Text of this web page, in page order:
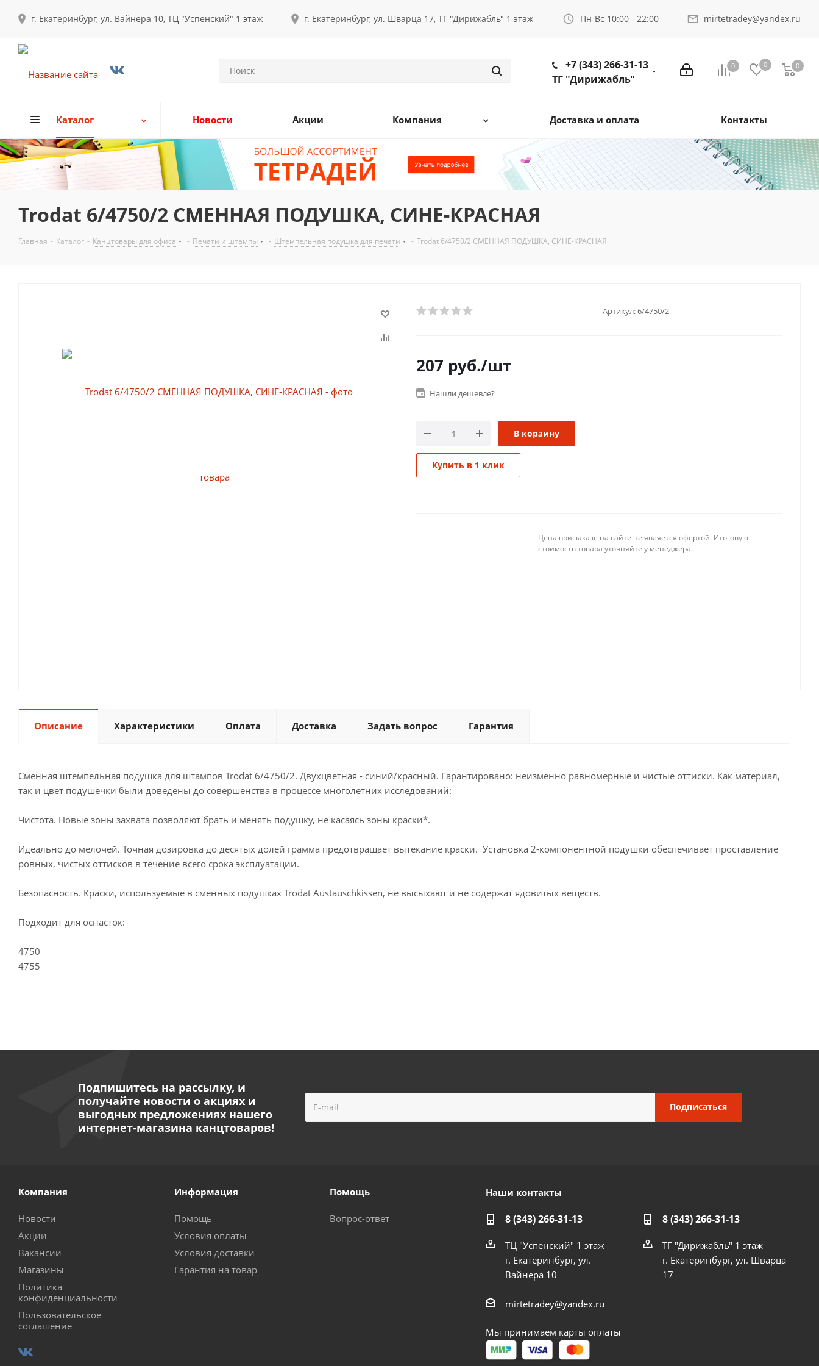
г. Екатеринбург, ул. Вайнера 10, ТЦ "Успенский" 1 этаж г. Екатеринбург, ул. Шварца 17, ТГ "Дирижабль" 1 этаж Пн-Вс 10:00 - 22:00 mirtetradey@yandex.ru
0 0 0
+7 (343) 266-31-13
ТГ "Дирижабль"
Каталог Новости Акции Компания Доставка и оплата Контакты
Trodat 6/4750/2 СМЕННАЯ ПОДУШКА, СИНЕ-КРАСНАЯ
Главная - Каталог - Канцтовары для офиса - Печати и штампы - Штемпельная подушка для печати - Trodat 6/4750/2 СМЕННАЯ ПОДУШКА, СИНЕ-КРАСНАЯ
Артикул:6/4750/2
207 руб./шт
Нашли дешевле?
В корзину
Купить в 1 клик
Цена при заказе на сайте не является офертой. Итоговую
стоимость товара уточняйте у менеджера.
Описание Характеристики Оплата Доставка Задать вопрос Гарантия
Сменная штемпельная подушка для штампов Trodat 6/4750/2. Двухцветная - синий/красный. Гарантировано: неизменно равномерные и чистые оттиски. Как материал,
так и цвет подушечки были доведены до совершенства в процессе многолетних исследований:
Чистота. Новые зоны захвата позволяют брать и менять подушку, не касаясь зоны краски*.
Идеально до мелочей. Точная дозировка до десятых долей грамма предотвращает вытекание краски. Установка 2-компонентной подушки обеспечивает проставление
ровных, чистых оттисков в течение всего срока эксплуатации.
Безопасность. Краски, используемые в сменных подушках Trodat Austauschkissen, не высыхают и не содержат ядовитых веществ.
Подходит для оснасток:
4750
4755
Подпишитесь на рассылку, и
получайте новости о акциях и
выгодных предложениях нашего
интернет-магазина канцтоваров!
Компания
Новости
Акции
Вакансии
Магазины
Политика
конфиденциальности
Пользовательское
соглашение
Информация
Помощь
Условия оплаты
Условия доставки
Гарантия на товар
Помощь
Вопрос-ответ
Наши контакты
8 (343) 266-31-13
ТЦ "Успенский" 1 этаж
г. Екатеринбург, ул.
Вайнера 10
8 (343) 266-31-13
ТГ "Дирижабль" 1 этаж
г. Екатеринбург, ул. Шварца
17
mirtetradey@yandex.ru
Мы принимаем карты оплаты